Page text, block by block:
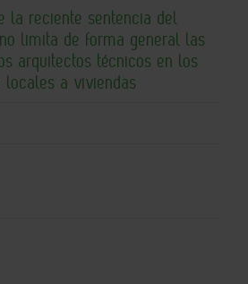
la reciente sentencia del
limita de forma general las
arquitectos técnicos en los
a viviendas